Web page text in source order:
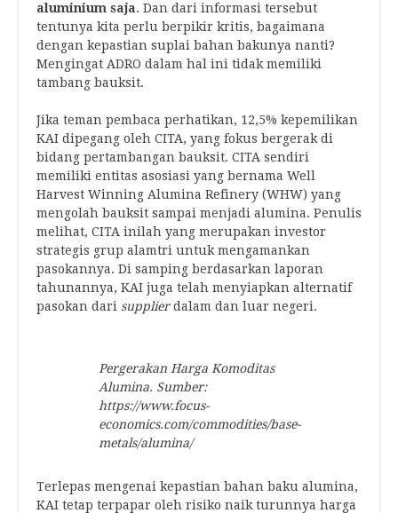
aluminium saja. Dan dari informasi tersebut
tentunya kita perlu berpikir kritis, bagaimana
dengan kepastian suplai bahan bakunya nanti?
Mengingat ADRO dalam hal ini tidak memiliki
tambang bauksit.
Jika teman pembaca perhatikan, 12,5% kepemilikan
KAI dipegang oleh CITA, yang fokus bergerak di
bidang pertambangan bauksit. CITA sendiri
memiliki entitas asosiasi yang bernama Well
Harvest Winning Alumina Refinery (WHW) yang
mengolah bauksit sampai menjadi alumina. Penulis
melihat, CITA inilah yang merupakan investor
strategis grup alamtri untuk mengamankan
pasokannya. Di samping berdasarkan laporan
tahunannya, KAI juga telah menyiapkan alternatif
pasokan dari supplierdalam dan luar negeri.
Pergerakan Harga Komoditas
Alumina. Sumber:
https://www.focus-
economics.com/commodities/base-
metals/alumina/
Terlepas mengenai kepastian bahan baku alumina,
KAI tetap terpapar oleh risiko naik turunnya harga